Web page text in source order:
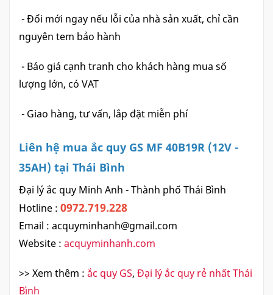
- Đổi mới ngay nếu lỗi của nhà sản xuất, chỉ cần
nguyên tem bảo hành
- Báo giá cạnh tranh cho khách hàng mua số
lượng lớn, có VAT
- Giao hàng, tư vấn, lắp đặt miễn phí
Liên hệ mua ắc quy GS MF 40B19R (12V -
35AH) tại Thái Bình
Đại lý ắc quy Minh Anh - Thành phố Thái Bình
Hotline : 0972.719.228
Email : acquyminhanh@gmail.com
Website : acquyminhanh.com
>> Xem thêm : ắc quy GS, Đại lý ắc quy rẻ nhất Thái
Bình